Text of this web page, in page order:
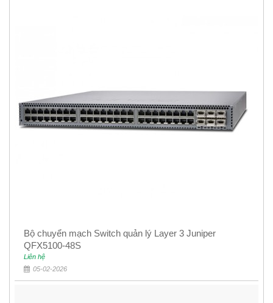
Bộ chuyển mạch Switch quản lý Layer 3 Juniper
QFX5100-48S
Liên hệ
05-02-2026